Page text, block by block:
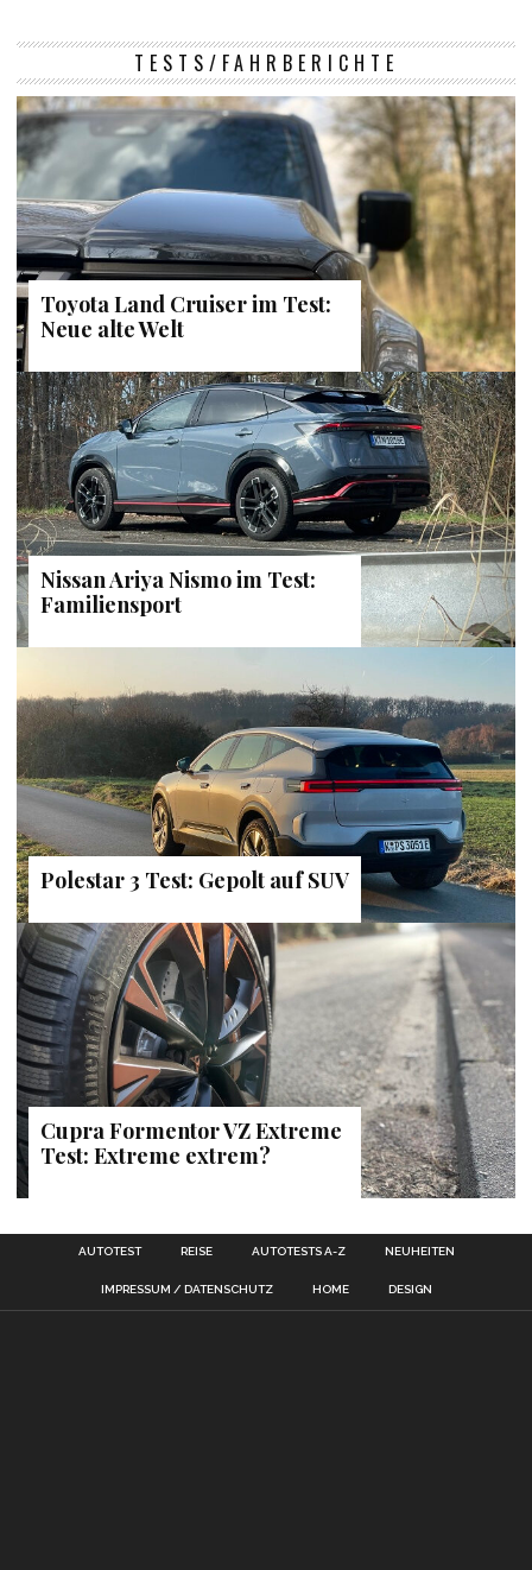
TESTS/FAHRBERICHTE
Toyota Land Cruiser im Test:
Neue alte Welt
Nissan Ariya Nismo im Test:
Familiensport
Polestar 3 Test: Gepolt auf SUV
Cupra Formentor VZ Extreme
Test: Extreme extrem?
AUTOTEST REISE AUTOTESTS A-Z NEUHEITEN
IMPRESSUM / DATENSCHUTZ HOME DESIGN